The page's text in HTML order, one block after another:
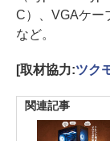
C）、VGAケー
など。
[取材協力:ツク
関連記事